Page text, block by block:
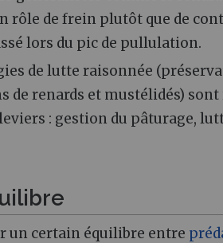
rôle de frein plutôt que de
lors du pic de pullulation.
de lutte raisonnée
de renards et mustélidés)
: gestion du pâturage,
un certain équilibre entre